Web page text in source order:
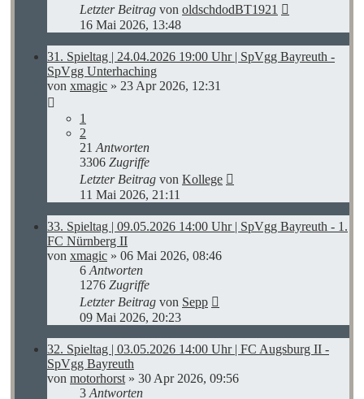
Letzter Beitrag von oldschdodBT1921
16 Mai 2026, 13:48
31. Spieltag | 24.04.2026 19:00 Uhr | SpVgg Bayreuth -
SpVgg Unterhaching
von xmagic » 23 Apr 2026, 12:31
1
2
21 Antworten
3306 Zugriffe
Letzter Beitrag von Kollege
11 Mai 2026, 21:11
33. Spieltag | 09.05.2026 14:00 Uhr | SpVgg Bayreuth - 1.
FC Nürnberg II
von xmagic » 06 Mai 2026, 08:46
6 Antworten
1276 Zugriffe
Letzter Beitrag von Sepp
09 Mai 2026, 20:23
32. Spieltag | 03.05.2026 14:00 Uhr | FC Augsburg II -
SpVgg Bayreuth
von motorhorst » 30 Apr 2026, 09:56
3 Antworten